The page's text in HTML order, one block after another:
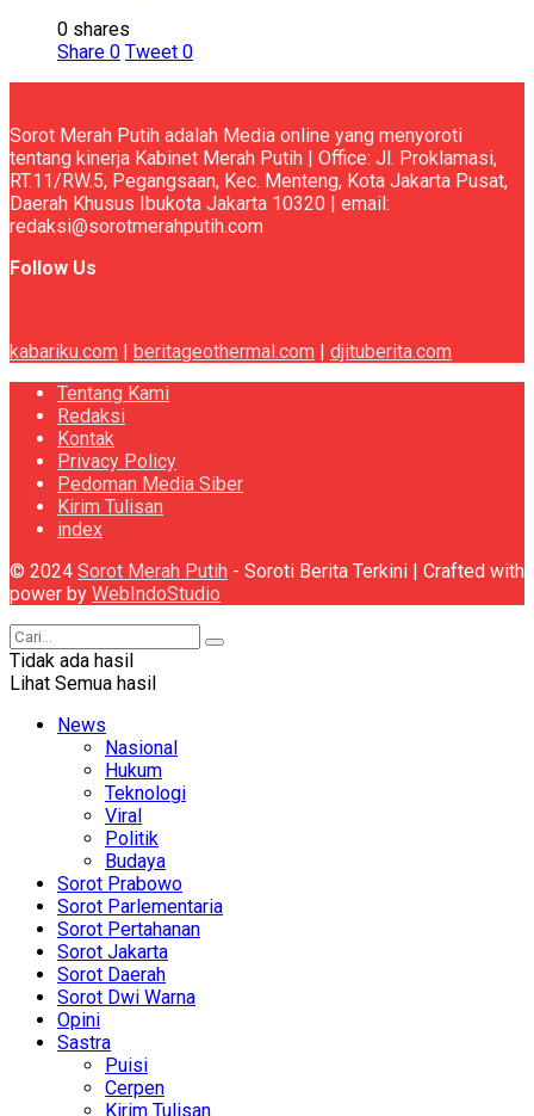
0 shares
Share 0 Tweet 0
Sorot Merah Putih adalah Media online yang menyoroti
tentang kinerja Kabinet Merah Putih | Office: Jl. Proklamasi,
RT.11/RW.5, Pegangsaan, Kec. Menteng, Kota Jakarta Pusat,
Daerah Khusus Ibukota Jakarta 10320 | email:
redaksi@sorotmerahputih.com
Follow Us
kabariku.com beritageothermal.com
djituberita.com
Tentang Kami
Redaksi
Kontak
Privacy Policy
Pedoman Media Siber
Kirim Tulisan
index
© 2024 Sorot Merah Putih - Soroti Berita Terkini | Crafted with
power by WebIndoStudio
Tidak ada hasil
Lihat Semua hasil
News
Nasional
Hukum
Teknologi
Viral
Politik
Budaya
Sorot Prabowo
Sorot Parlementaria
Sorot Pertahanan
Sorot Jakarta
Sorot Daerah
Sorot Dwi Warna
Opini
Sastra
Puisi
Cerpen
Kirim Tulisan